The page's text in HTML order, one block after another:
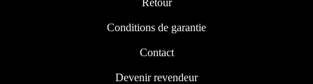
Conditions de garantie
Contact
Devenir revendeur